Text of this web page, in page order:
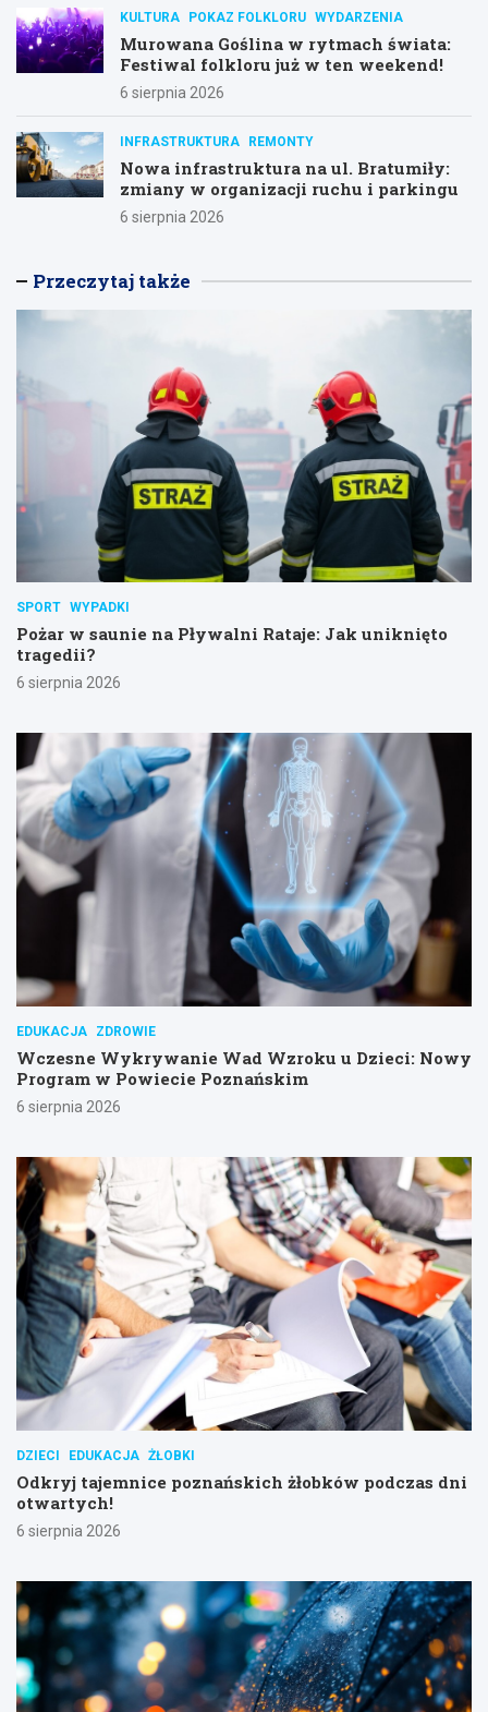
KULTURA POKAZ FOLKLORU WYDARZENIA
Murowana Goślina w rytmach świata:
Festiwal folkloru już w ten weekend!
6 sierpnia 2026
INFRASTRUKTURA REMONTY
Nowa infrastruktura na ul. Bratumiły:
zmiany w organizacji ruchu i parkingu
6 sierpnia 2026
Przeczytaj także
SPORT WYPADKI
Pożar w saunie na Pływalni Rataje: Jak uniknięto
tragedii?
6 sierpnia 2026
EDUKACJA ZDROWIE
Wczesne Wykrywanie Wad Wzroku u Dzieci: Nowy
Program w Powiecie Poznańskim
6 sierpnia 2026
DZIECI EDUKACJA ŻŁOBKI
Odkryj tajemnice poznańskich żłobków podczas dni
otwartych!
6 sierpnia 2026